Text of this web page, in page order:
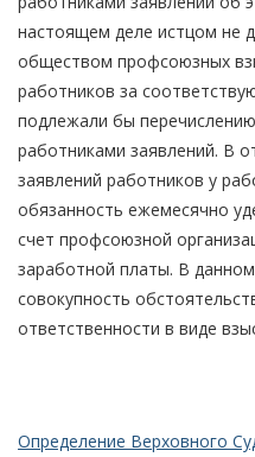
настоящем деле истцом не
обществом профсоюзных
работников за
подлежали бы
работниками заявлений. В
заявлений работников у
обязанность ежемесячно
счет профсоюзной
заработной платы. В данном
совокупность
ответственности в виде
Определение Верховного